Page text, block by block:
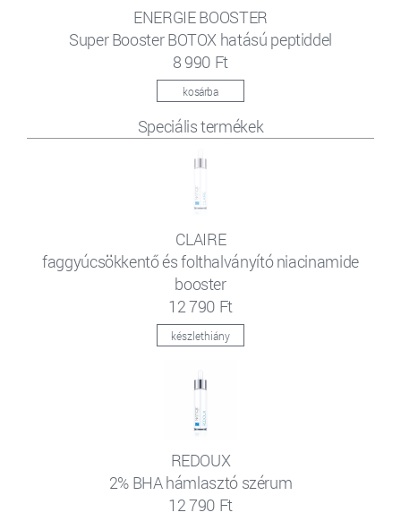
ENERGIE BOOSTER
Super Booster BOTOX hatású peptiddel
8 990 Ft
kosárba
Speciális termékek
CLAIRE
faggyúcsökkentő és folthalványító niacinamide
booster
12 790 Ft
készlethiány
REDOUX
2% BHA hámlasztó szérum
12 790 Ft